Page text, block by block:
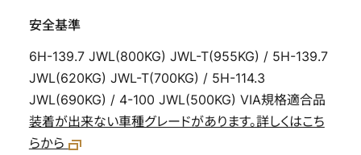
安全基準
6H-139.7 JWL(800KG) JWL-T(955KG) / 5H-139.7
JWL(620KG) JWL-T(700KG) / 5H-114.3
JWL(690KG) / 4-100 JWL(500KG) VIA規格適合品
装着が出来ない車種グレードがあります。詳しくはこち
らから